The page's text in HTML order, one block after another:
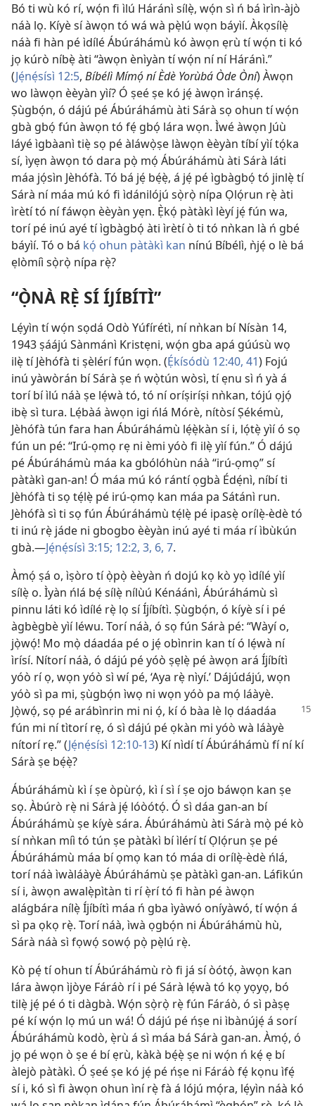
Bó ti wù kó rí, wọ́n fi ìlú Háránì sílẹ̀, wọ́n sì ń bá ìrìn-àjò
náà lọ. Kíyè sí àwọn tó wá wà pẹ̀lú wọn báyìí. Àkọsílẹ̀
náà fi hàn pé ìdílé Ábúráhámù kó àwọn ẹrù tí wọ́n ti kó
jọ kúrò níbẹ̀ àti “àwọn ènìyàn tí wọ́n ní ní Háránì.”
(Jẹ́nẹ́sísì 12:5, Bíbélì Mímọ́ ní Èdè Yorùbá Òde Òní) Àwọn
wo làwọn èèyàn yìí? Ó ṣeé ṣe kó jẹ́ àwọn ìránṣẹ́.
Ṣùgbọ́n, ó dájú pé Ábúráhámù àti Sárà sọ ohun tí wọ́n
gbà gbọ́ fún àwọn tó fẹ́ gbọ́ lára wọn. Ìwé àwọn Júù
láyé ìgbàanì tiẹ̀ sọ pé àláwọ̀ṣe làwọn èèyàn tíbí yìí tọ́ka
sí, ìyẹn àwọn tó dara pọ̀ mọ́ Ábúráhámù àti Sárà láti
máa jọ́sìn Jèhófà. Tó bá jẹ́ bẹ́ẹ̀, á jẹ́ pé ìgbàgbọ́ tó jinlẹ̀ tí
Sárà ní máa mú kó fi ìdánilójú sọ̀rọ̀ nípa Ọlọ́run rẹ̀ àti
ìrètí tó ní fáwọn èèyàn yẹn. Ẹ̀kọ́ pàtàkì lèyí jẹ́ fún wa,
torí pé inú ayé tí ìgbàgbọ́ àti ìrètí ò ti tó nǹkan là ń gbé
báyìí. Tó o bá kọ́ ohun pàtàkì kan nínú Bíbélì, ǹjẹ́ o lè bá
ẹlòmíì sọ̀rọ̀ nípa rẹ̀?
“Ọ̀NÀ RẸ̀ SÍ ÍJÍBÍTÌ”
Lẹ́yìn tí wọ́n sọdá Odò Yúfírétì, ní nǹkan bí Nísàn 14,
1943 ṣáájú Sànmánì Kristẹni, wọ́n gba apá gúúsù wọ
ilẹ̀ tí Jèhófà ti ṣèlérí fún wọn. (Ẹ́kísódù 12:40, 41) Fojú
inú yàwòrán bí Sárà ṣe ń wọ̀tún wòsì, tí ẹnu sì ń yà á
torí bí ìlú náà ṣe lẹ́wà tó, tó ní oríṣiríṣi nǹkan, tójú ọjọ́
ibẹ̀ sì tura. Lẹ́bàá àwọn igi ńlá Mórè, nítòsí Ṣékémù,
Jèhófà tún fara han Ábúráhámù lẹ́ẹ̀kàn sí i, lọ́tẹ̀ yìí ó sọ
fún un pé: “Irú-ọmọ rẹ ni èmi yóò fi ilẹ̀ yìí fún.” Ó dájú
pé Ábúráhámù máa ka gbólóhùn náà “irú-ọmọ” sí
pàtàkì gan-an! Ó máa mú kó rántí ọgbà Édẹ́nì, níbí ti
Jèhófà ti sọ tẹ́lẹ̀ pé irú-ọmọ kan máa pa Sátánì run.
Jèhófà sì ti sọ fún Ábúráhámù tẹ́lẹ̀ pé ipasẹ̀ orílẹ̀-èdè tó
ti inú rẹ̀ jáde ni gbogbo èèyàn inú ayé ti máa rí ìbùkún
gbà.—Jẹ́nẹ́sísì 3:15; 12:2, 3, 6, 7.
Àmọ́ ṣá o, ìṣòro tí ọ̀pọ̀ èèyàn ń dojú kọ kò yọ ìdílé yìí
sílẹ̀ o. Ìyàn ńlá bẹ́ sílẹ̀ nílùú Kénáánì, Ábúráhámù sì
pinnu láti kó ìdílé rẹ̀ lọ sí Íjíbítì. Ṣùgbọ́n, ó kíyè sí i pé
àgbègbè yìí léwu. Torí náà, ó sọ fún Sárà pé: “Wàyí o,
jọ̀wọ́! Mo mọ̀ dáadáa pé o jẹ́ obìnrin kan tí ó lẹ́wà ní
ìrísí. Nítorí náà, ó dájú pé yóò ṣẹlẹ̀ pé àwọn ará Íjíbítì
yóò rí ọ, wọn yóò sì wí pé, ‘Aya rẹ̀ nìyí.’ Dájúdájú, wọn
yóò sì pa mi, ṣùgbọ́n ìwọ ni wọn yóò pa mọ́ láàyè.
Jọ̀wọ́, sọ pé arábìnrin mi ni ọ́, kí ó bàa lè lọ dáadáa
fún mi ní tìtorí rẹ, ó sì dájú pé ọkàn mi yóò wà láàyè
nítorí rẹ.” (Jẹ́nẹ́sísì 12:10-13) Kí nìdí tí Ábúráhámù fí ní kí
Sárà ṣe bẹ́ẹ̀?
Ábúráhámù kì í ṣe òpùrọ́, kì í sì í ṣe ojo báwọn kan ṣe
sọ. Àbúrò rẹ̀ ni Sárà jẹ́ lóòótọ́. Ó sì dáa gan-an bí
Ábúráhámù ṣe kíyè sára. Ábúráhámù àti Sárà mọ̀ pé kò
sí nǹkan míì tó tún ṣe pàtàkì bí ìlérí tí Ọlọ́run ṣe pé
Ábúráhámù máa bí ọmọ kan tó máa di orílẹ̀-èdè ńlá,
torí náà ìwàláàyè Ábúráhámù ṣe pàtàkì gan-an. Láfikún
sí i, àwọn awalẹ̀pìtàn ti rí ẹ̀rí tó fi hàn pé àwọn
alágbára nílẹ̀ Íjíbítì máa ń gba ìyàwó oníyàwó, tí wọ́n á
sì pa ọkọ rẹ̀. Torí náà, ìwà ọgbọ́n ni Ábúráhámù hù,
Sárà náà sì fọwọ́ sowọ́ pọ̀ pẹ̀lú rẹ̀.
Kò pẹ́ tí ohun tí Ábúráhámù rò fi já sí òótọ́, àwọn kan
lára àwọn ìjòye Fáráò rí i pé Sárà lẹ́wà tó kọ yọyọ, bó
tilẹ̀ jẹ́ pé ó ti dàgbà. Wọ́n sọ̀rọ̀ rẹ̀ fún Fáráò, ó sì pàṣẹ
pé kí wọ́n lọ mú un wá! Ó dájú pé ńṣe ni ìbànújẹ́ á sorí
Ábúráhámù kodò, ẹ̀rù á sì máa bá Sárà gan-an. Àmọ́, ó
jọ pé wọn ò ṣe é bí ẹrù, kàkà bẹ́ẹ̀ ṣe ni wọ́n ń kẹ́ ẹ bí
àlejò pàtàkì. Ó ṣeé ṣe kó jẹ́ pé ńṣe ni Fáráò fẹ́ kọnu ìfẹ́
sí i, kó sì fi àwọn ohun ìní rẹ̀ fà á lójú mọ́ra, lẹ́yìn náà kó